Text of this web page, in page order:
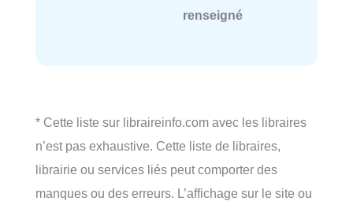
renseigné
* Cette liste sur libraireinfo.com avec les libraires
n’est pas exhaustive. Cette liste de libraires,
librairie ou services liés peut comporter des
manques ou des erreurs. L’affichage sur le site ou